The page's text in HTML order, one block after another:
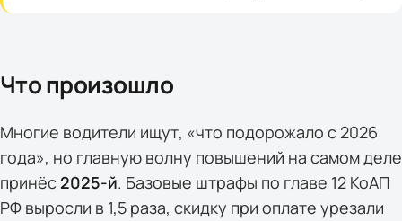
Что произошло
Многие водители ищут, «что подорожало с 2026
года», но главную волну повышений на самом деле
принёс 2025-й. Базовые штрафы по главе 12 КоАП
РФ выросли в 1,5 раза, скидку при оплате урезали